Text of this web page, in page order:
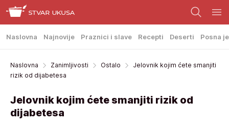
Naslovna Najnovije Praznici i slave Recepti Deserti Posna
Naslovna Zanimljivosti Ostalo
Jelovnik kojim ćete smanjiti
rizik od dijabetesa
Jelovnik kojim ćete smanjiti rizik od
dijabetesa